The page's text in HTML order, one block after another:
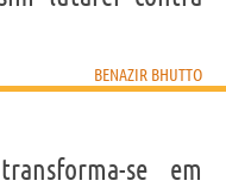
BENAZIR BHUTTO
se em